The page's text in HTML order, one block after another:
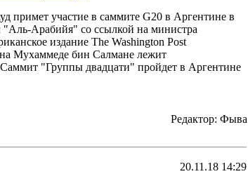
участие в саммите G20 в Аргентине в
"Аль-Арабийя" со ссылкой на министра
издание The Washington Post
Мухаммеде бин Салмане лежит
"Группы двадцати" пройдет в Аргентине
Редактор: Фыва
20.11.18 14:29